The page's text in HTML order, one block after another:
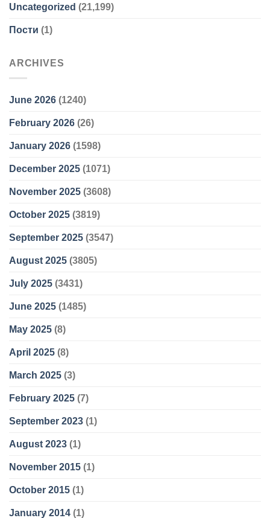
Uncategorized (21,199)
Пости (1)
ARCHIVES
June 2026 (1240)
February 2026 (26)
January 2026 (1598)
December 2025 (1071)
November 2025 (3608)
October 2025 (3819)
September 2025 (3547)
August 2025 (3805)
July 2025 (3431)
June 2025 (1485)
May 2025 (8)
April 2025 (8)
March 2025 (3)
February 2025 (7)
September 2023 (1)
August 2023 (1)
November 2015 (1)
October 2015 (1)
January 2014 (1)